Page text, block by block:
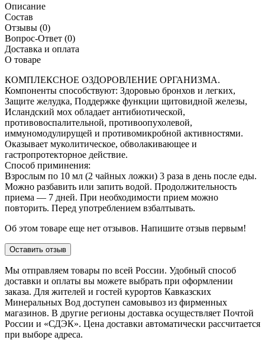
Описание
Состав
Отзывы (0)
Вопрос-Ответ (0)
Доставка и оплата
О товаре
КОМПЛЕКСНОЕ ОЗДОРОВЛЕНИЕ ОРГАНИЗМА.
Компоненты способствуют: Здоровью бронхов и легких,
Защите желудка, Поддержке функции щитовидной железы,
Исландский мох обладает антибиотической,
противовоспалительной, противоопухолевой,
иммуномодулирущей и противомикробной активностями.
Оказывает муколитическое, обволакивающее и
гастропротекторное действие.
Способ приминения:
Взрослым по 10 мл (2 чайных ложки) 3 раза в день после еды.
Можно разбавить или запить водой. Продолжительность
приема ― 7 дней. При необходимости прием можно
повторить. Перед употреблением взбалтывать.
Об этом товаре еще нет отзывов. Напишите отзыв первым!
Оставить отзыв
Мы отправляем товары по всей России. Удобный способ
доставки и оплаты вы можете выбрать при оформлении
заказа. Для жителей и гостей курортов Кавказских
Минеральных Вод доступен самовывоз из фирменных
магазинов. В другие регионы доставка осуществляет Почтой
России и «СДЭК». Цена доставки автоматически рассчитается
при выборе адреса.